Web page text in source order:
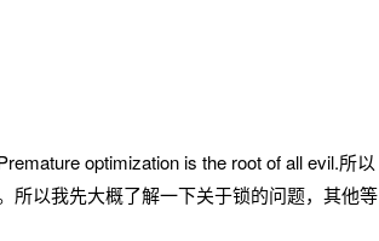
optimization is the root of all evil.所以
所以我先大概了解一下关于锁的问题，其他等